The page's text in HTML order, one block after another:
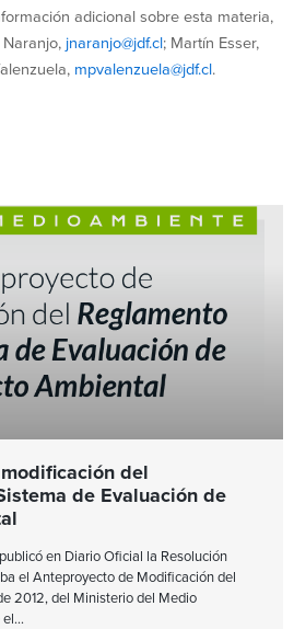
adicional sobre esta materia,
jnaranjo@jdf.cl; Martín Esser,
mpvalenzuela@jdf.cl.
del
de Evaluación de
en Diario Oficial la Resolución
el Anteproyecto de Modificación del
2012, del Ministerio del Medio